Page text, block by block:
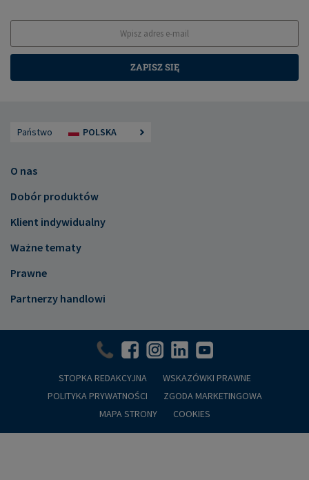
ZAPISZ SIĘ
Państwo POLSKA
O nas
Dobór produktów
Klient indywidualny
Ważne tematy
Prawne
Partnerzy handlowi
STOPKA REDAKCYJNA
WSKAZÓWKI PRAWNE
POLITYKA PRYWATNOŚCI
ZGODA MARKETINGOWA
MAPA STRONY
COOKIES